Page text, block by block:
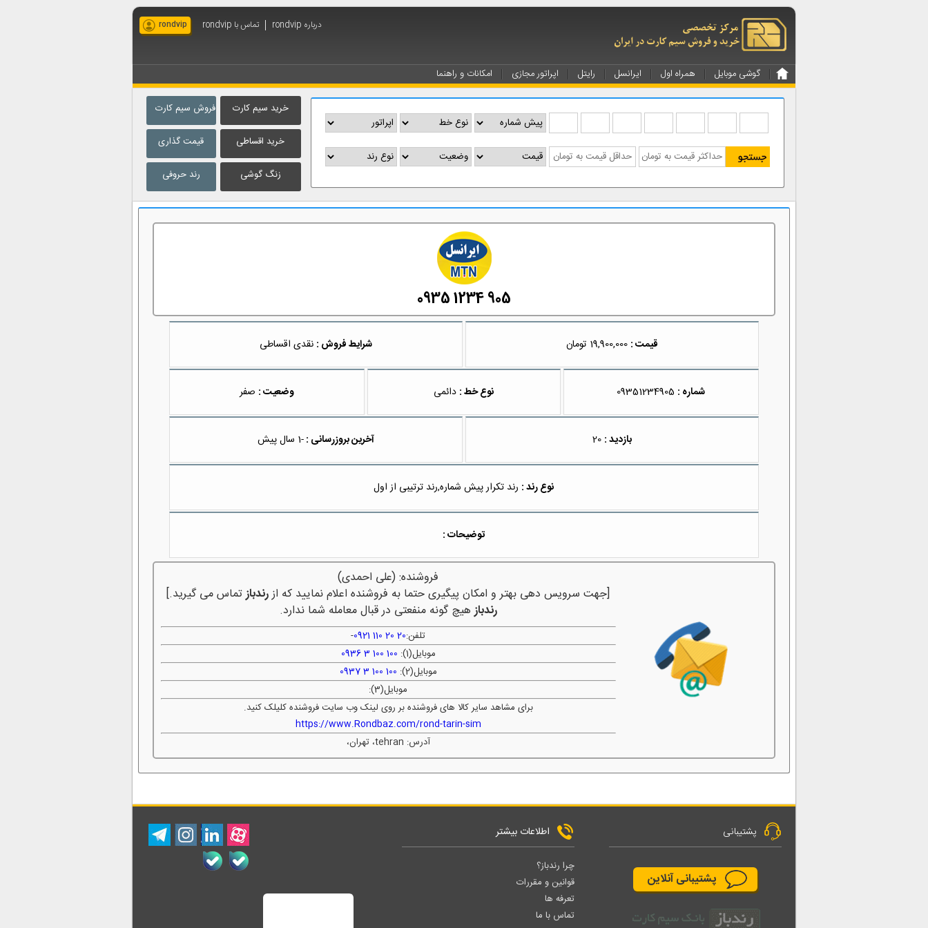
rondvip درباره rondvip تماس با rondvip
گوشی موبایل همراه اول ایرانسل رایتل اپراتور مجازی امکانات و راهنما
فروش سیم کارت
قیمت گذاری
رند حروفی
خرید سیم کارت
خرید اقساطی
زنگ گوشی
0935 1234 905
قیمت : تومان شرایط فروش : نقدی اقساطی
شماره : 09351234905 نوع خط : دائمی وضعیت : صفر
بازدید : آخرین بروزرسانی :-1 سال پیش
نوع رند : رند تکرار پیش شماره,رند ترتیبی از اول
توضیحات :
فروشنده: (علی احمدی)
[جهت سرویس دهی بهتر و امکان پیگیری حتما به فروشنده اعلام نمایید که ازرندبازتماس می گیرید.]
رندبازهیچ گونه منفعتی در قبال معامله شما ندارد.
تلفن:20 20 110 0921
-
موبایل(1):
100 100 3 0936
موبایل(2):
100 100 3 0937
موبایل(3):
برای مشاهد سایر کالا های فروشنده بر روی لینک وب سایت فروشنده کلیلک کنید.
https://www.Rondbaz.com/rond-tarin-sim
آدرس: tehran، تهران،
پشتیبانی
پشتیبانی آنلاین
اطلاعات بیشتر
چرا رندباز؟
قوانین و مقررات
تعرفه ها
تماس با ما